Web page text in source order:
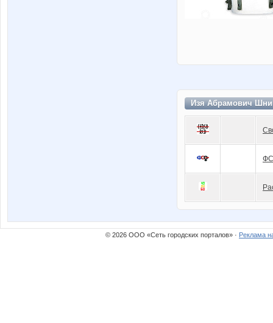
Изя Абрамович
© 2026 ООО «Сеть городских порталов» · Реклама